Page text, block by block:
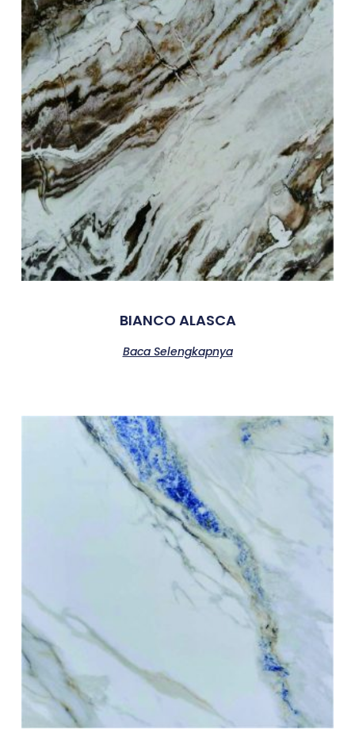
BIANCO ALASCA
Baca Selengkapnya